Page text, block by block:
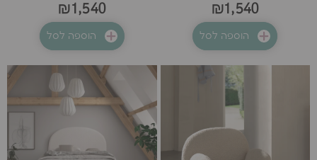
₪1,540
הוספה לסל
₪1,540
הוספה לסל